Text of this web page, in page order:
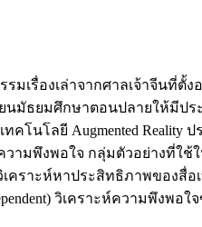
เรื่องเล่าจากศาลเจ้าจีนที่ตั้
มัธยมศึกษาตอนปลายให้มีปร
คโนโลยี Augmented
วามพึงพอใจ กลุ่มตัวอย่างที่ใ
วิเคราะห์หาประสิทธิภาพของ
วิเคราะห์ความพึงพอ